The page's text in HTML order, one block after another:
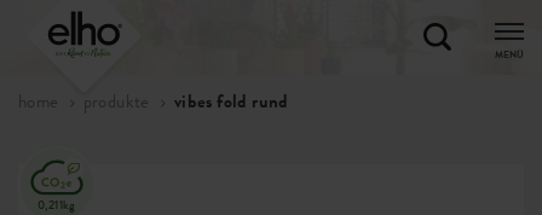
MENÜ
home produkte vibes fold rund
0,211kg